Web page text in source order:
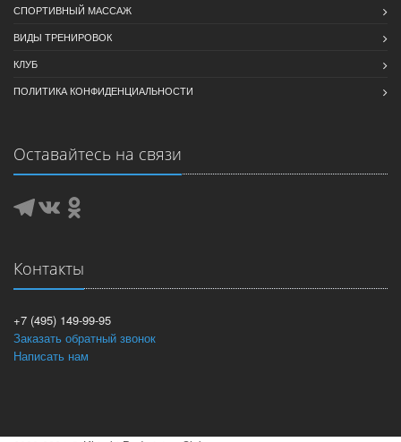
СПОРТИВНЫЙ МАССАЖ
ВИДЫ ТРЕНИРОВОК
КЛУБ
ПОЛИТИКА КОНФИДЕНЦИАЛЬНОСТИ
Оставайтесь на связи
Контакты
+7 (495) 149-99-95
Заказать обратный звонок
Написать нам